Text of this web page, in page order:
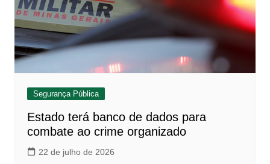
Segurança Pública
Estado terá banco de dados para
combate ao crime organizado
22 de julho de 2026